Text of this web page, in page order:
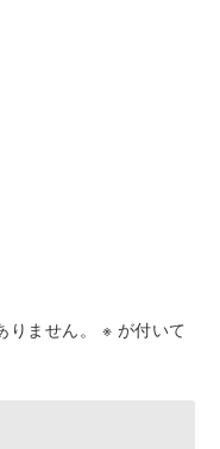
ません。 ※ が付いて